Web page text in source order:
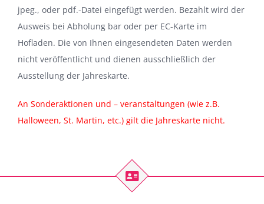
jpeg., oder pdf.-Datei eingefügt werden. Bezahlt wird der
Ausweis bei Abholung bar oder per EC-Karte im
Hofladen. Die von Ihnen eingesendeten Daten werden
nicht veröffentlicht und dienen ausschließlich der
Ausstellung der Jahreskarte.
An Sonderaktionen und – veranstaltungen (wie z.B.
Halloween, St. Martin, etc.) gilt die Jahreskarte nicht.